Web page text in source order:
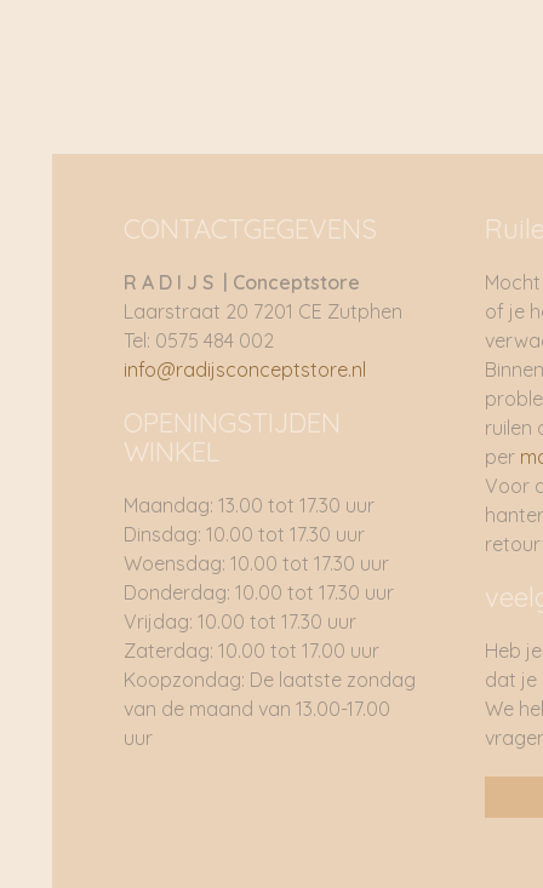
CONTACTGEGEVENS
R A D I J S | Conceptstore
Laarstraat 20 7201 CE Zutphen
Tel: 0575 484 002
info@radijsconceptstore.nl
OPENINGSTIJDEN
WINKEL
Maandag: 13.00 tot 17.30 uur
Dinsdag: 10.00 tot 17.30 uur
Woensdag: 10.00 tot 17.30 uur
Donderdag: 10.00 tot 17.30 uur
Vrijdag: 10.00 tot 17.30 uur
Zaterdag: 10.00 tot 17.00 uur
Koopzondag: De laatste zondag
van de maand van 13.00-17.00
uur
of je
ruilen
per
Voor
Heb
dat je
We